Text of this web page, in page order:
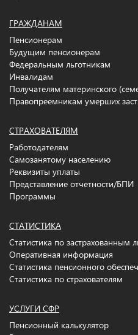
ГРАЖДАНАМ
Пенсионерам
Будущим пенсионерам
Федеральным льготникам
Инвалидам
Получателям материнского
Правопреемникам умерших
СТРАХОВАТЕЛЯМ
Работодателям
Самозанятому населению
Реквизиты уплаты
Представление отчетности/БПИ
Программы
СТАТИСТИКА
Статистика по застрахованным
Оперативная информация
Статистика пенсионного
Статистика по страхователям
УСЛУГИ СФР
Пенсионный калькулятор